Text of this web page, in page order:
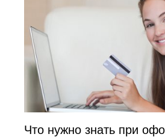
Что нужно знать при